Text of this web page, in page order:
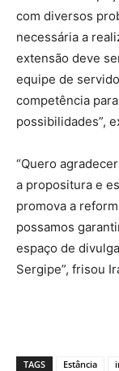
com diversos
necessária a
extensão deve
equipe de
competência
possibilidades”,
“Quero
a propositura e
promova a
possamos
espaço de
Sergipe”, frisou
TAGS Estância